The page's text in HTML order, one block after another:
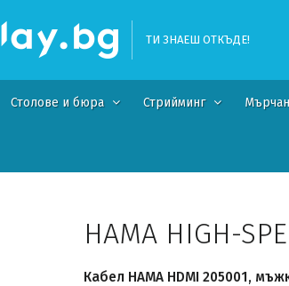
ТИ ЗНАЕШ ОТКЪДЕ!
Столове и бюра Стрийминг
HAMA HIGH-
Кабел HAMA HDMI 205001,